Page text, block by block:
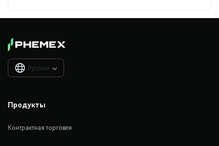
Русский 
Продукты
Контрактная торговля